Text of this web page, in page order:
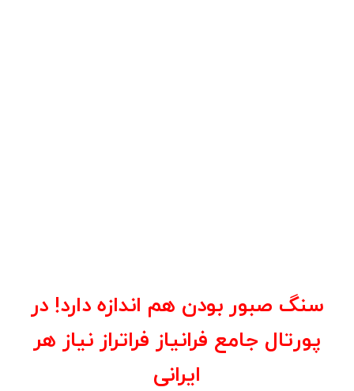
سنگ صبور بودن هم اندازه دارد! در
پورتال جامع فرانیاز فراتراز نیاز هر
ایرانی